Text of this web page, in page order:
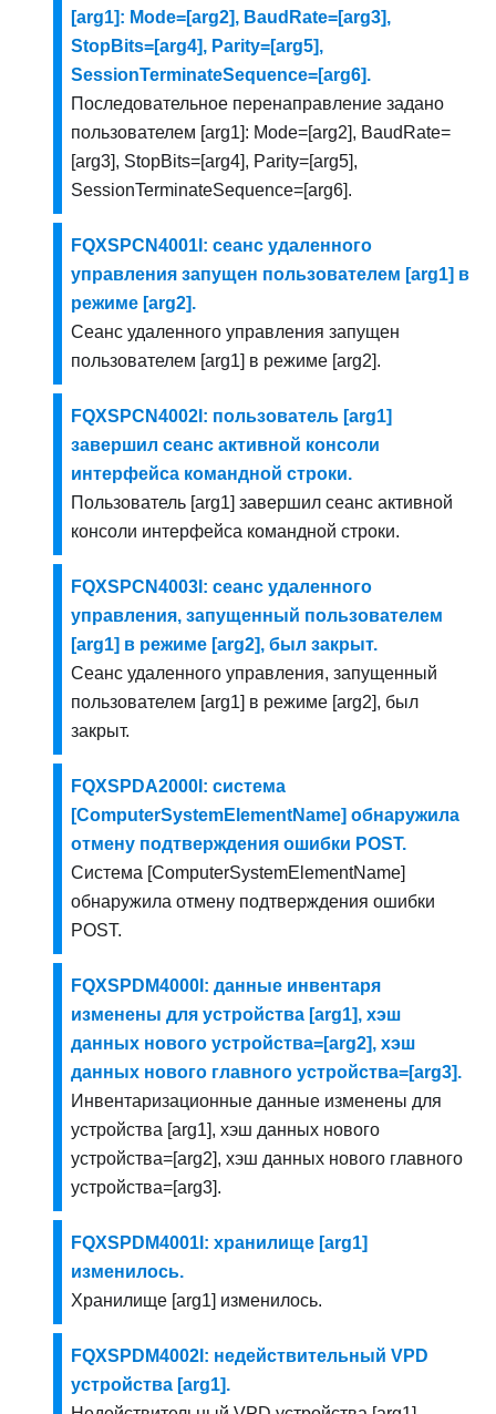
[arg1]: Mode=[arg2], BaudRate=[arg3],
StopBits=[arg4], Parity=[arg5],
SessionTerminateSequence=[arg6].
Последовательное перенаправление задано
пользователем [arg1]: Mode=[arg2], BaudRate=
[arg3], StopBits=[arg4], Parity=[arg5],
SessionTerminateSequence=[arg6].
FQXSPCN4001I: сеанс удаленного
управления запущен пользователем [arg1] в
режиме [arg2].
Сеанс удаленного управления запущен
пользователем [arg1] в режиме [arg2].
FQXSPCN4002I: пользователь [arg1]
завершил сеанс активной консоли
интерфейса командной строки.
Пользователь [arg1] завершил сеанс активной
консоли интерфейса командной строки.
FQXSPCN4003I: сеанс удаленного
управления, запущенный пользователем
[arg1] в режиме [arg2], был закрыт.
Сеанс удаленного управления, запущенный
пользователем [arg1] в режиме [arg2], был
закрыт.
FQXSPDA2000I: система
[ComputerSystemElementName] обнаружила
отмену подтверждения ошибки POST.
Система [ComputerSystemElementName]
обнаружила отмену подтверждения ошибки
POST.
FQXSPDM4000I: данные инвентаря
изменены для устройства [arg1], хэш
данных нового устройства=[arg2], хэш
данных нового главного устройства=[arg3].
Инвентаризационные данные изменены для
устройства [arg1], хэш данных нового
устройства=[arg2], хэш данных нового главного
устройства=[arg3].
FQXSPDM4001I: хранилище [arg1]
изменилось.
Хранилище [arg1] изменилось.
FQXSPDM4002I: недействительный VPD
устройства [arg1].